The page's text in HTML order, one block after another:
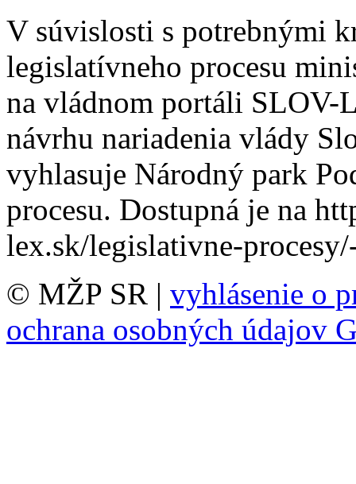
V súvislosti s potrebnými
legislatívneho procesu
na vládnom portáli SLOV-
návrhu nariadenia vlády
vyhlasuje Národný park
procesu. Dostupná je na
lex.sk/legislativne-
© MŽP SR | vyhlásenie o
ochrana osobných údajov